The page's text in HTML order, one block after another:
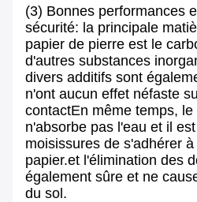
(3) Bonnes performances
sécurité: la principale
papier de pierre est le
d'autres substances
divers additifs sont
n'ont aucun effet néfaste
contactEn même temps,
n'absorbe pas l'eau et il
moisissures de s'adhérer
papier.et l'élimination des
également sûre et ne
du sol.